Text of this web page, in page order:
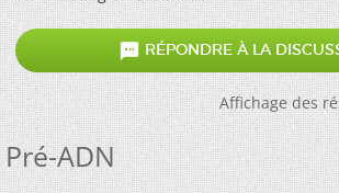
 RÉPONDRE À LA
Affichage des
Pré-ADN